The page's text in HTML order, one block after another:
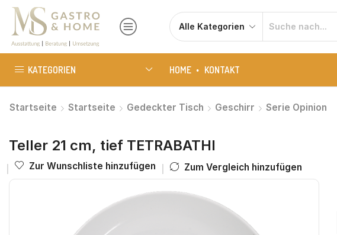
KATEGORIEN HOME KONTAKT
Startseite Startseite Gedeckter Tisch Geschirr Serie Opinion
Teller 21 cm, tief TETRABATHI
Zur Wunschliste hinzufügen Zum Vergleich hinzufügen